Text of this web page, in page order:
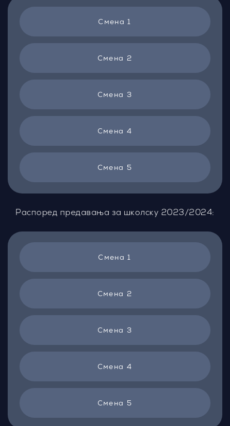
Смена 1
Смена 2
Смена 3
Смена 4
Смена 5
Распоред предавања за школску 2023/2024:
Смена 1
Смена 2
Смена 3
Смена 4
Смена 5